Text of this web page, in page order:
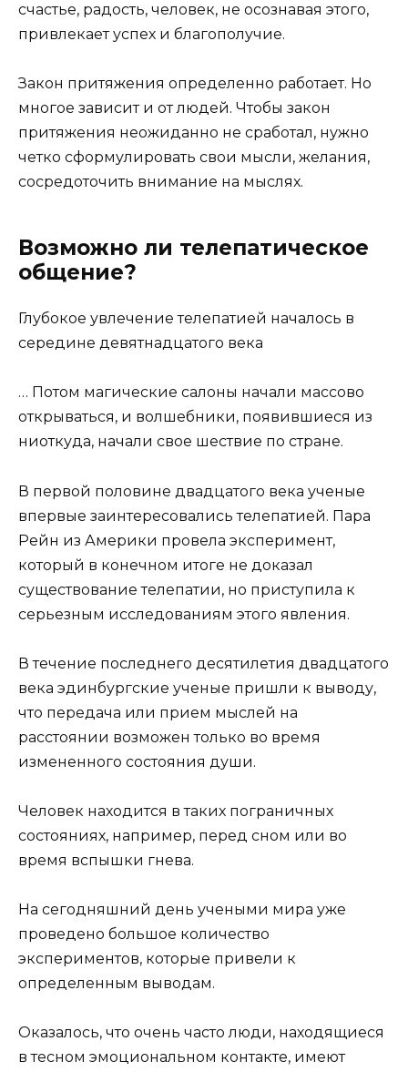
счастье, радость, человек, не осознавая этого,
привлекает успех и благополучие.
Закон притяжения определенно работает. Но
многое зависит и от людей. Чтобы закон
притяжения неожиданно не сработал, нужно
четко сформулировать свои мысли, желания,
сосредоточить внимание на мыслях.
Возможно ли телепатическое
общение?
Глубокое увлечение телепатией началось в
середине девятнадцатого века
… Потом магические салоны начали массово
открываться, и волшебники, появившиеся из
ниоткуда, начали свое шествие по стране.
В первой половине двадцатого века ученые
впервые заинтересовались телепатией. Пара
Рейн из Америки провела эксперимент,
который в конечном итоге не доказал
существование телепатии, но приступила к
серьезным исследованиям этого явления.
В течение последнего десятилетия двадцатого
века эдинбургские ученые пришли к выводу,
что передача или прием мыслей на
расстоянии возможен только во время
измененного состояния души.
Человек находится в таких пограничных
состояниях, например, перед сном или во
время вспышки гнева.
На сегодняшний день учеными мира уже
проведено большое количество
экспериментов, которые привели к
определенным выводам.
Оказалось, что очень часто люди, находящиеся
в тесном эмоциональном контакте, имеют